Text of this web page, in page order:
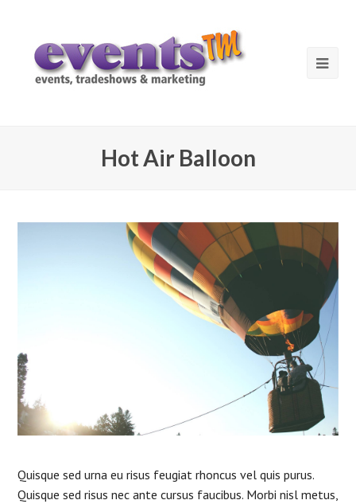
Hot Air Balloon
Quisque sed urna eu risus feugiat rhoncus vel quis purus.
Quisque sed risus nec ante cursus faucibus. Morbi nisl metus,